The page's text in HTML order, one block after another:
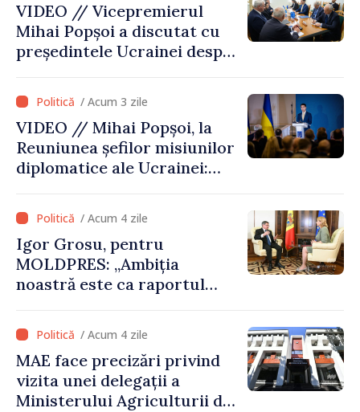
VIDEO // Vicepremierul
Mihai Popșoi a discutat cu
președintele Ucrainei despre
hidrologice din bazinul
râului Nistru și proiecte
comune în infrastructură și
energie
/ Acum 3 zile
VIDEO // Mihai Popșoi, la
Reuniunea șefilor misiunilor
diplomatice ale Ucrainei:
alegerea. Ne-am alăturat
Ucrainei”/ Acum 4 zile
Igor Grosu, pentru
MOLDPRES: „Ambiția
noastră este ca raportul
an să fie și mai bun”
/ Acum 4 zile
MAE face precizări privind
vizita unei delegații a
Ministerului Agriculturii din